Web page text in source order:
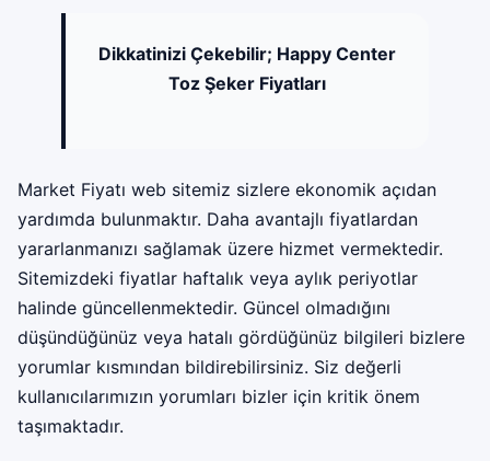
Dikkatinizi Çekebilir; Happy Center
Toz Şeker Fiyatları
Market Fiyatı web sitemiz sizlere ekonomik açıdan
yardımda bulunmaktır. Daha avantajlı fiyatlardan
yararlanmanızı sağlamak üzere hizmet vermektedir.
Sitemizdeki fiyatlar haftalık veya aylık periyotlar
halinde güncellenmektedir. Güncel olmadığını
düşündüğünüz veya hatalı gördüğünüz bilgileri bizlere
yorumlar kısmından bildirebilirsiniz. Siz değerli
kullanıcılarımızın yorumları bizler için kritik önem
taşımaktadır.